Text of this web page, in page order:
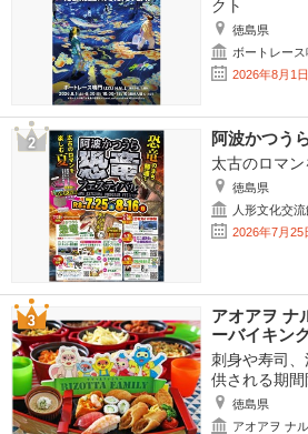
クト
徳島県
ボートレース
2026年8月1
阿波かつう
太古のロマ
徳島県
人形文化交
2026年7月25
アオアヲ ナ
ーバイキン
刺身や寿司
供される期
徳島県
アオアヲ ナ